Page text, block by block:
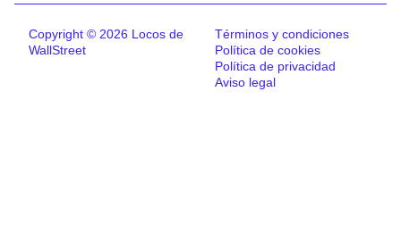
Copyright © 2026 Locos de
WallStreet
Términos y condiciones
Política de cookies
Política de privacidad
Aviso legal